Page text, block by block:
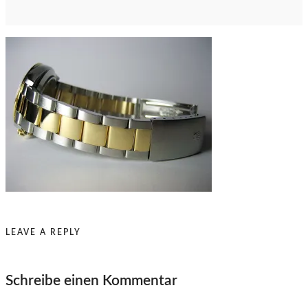
LEAVE A REPLY
Schreibe einen Kommentar